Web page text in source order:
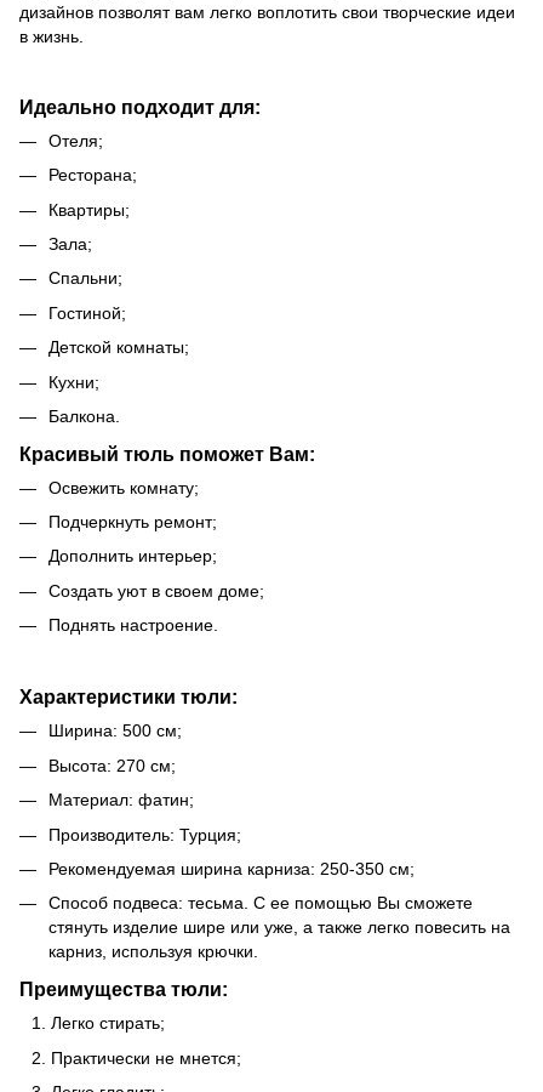
дизайнов позволят вам легко воплотить свои творческие идеи
в жизнь.
Идеально подходит для:
Отеля;
Ресторана;
Квартиры;
Зала;
Спальни;
Гостиной;
Детской комнаты;
Кухни;
Балкона.
Красивый тюль поможет Вам:
Освежить комнату;
Подчеркнуть ремонт;
Дополнить интерьер;
Создать уют в своем доме;
Поднять настроение.
Характеристики тюли:
Ширина: 500 см;
Высота: 270 см;
Материал: фатин;
Производитель: Турция;
Рекомендуемая ширина карниза: 250-350 см;
Способ подвеса: тесьма. С ее помощью Вы сможете
стянуть изделие шире или уже, а также легко повесить на
карниз, используя крючки.
Преимущества тюли:
Легко стирать;
Практически не мнется;